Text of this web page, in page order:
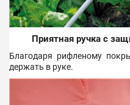
Приятная ручка с
Благодаря рифленому
держать в руке.